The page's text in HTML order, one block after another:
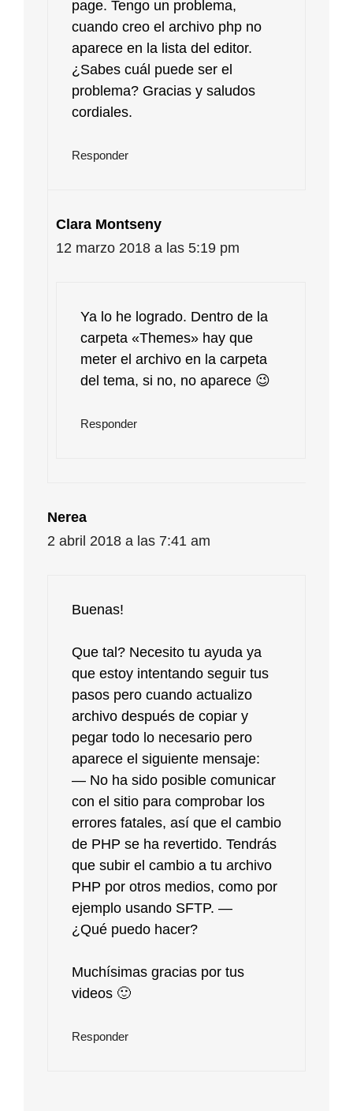
page. Tengo un problema,
cuando creo el archivo php no
aparece en la lista del editor.
¿Sabes cuál puede ser el
problema? Gracias y saludos
cordiales.
Responder
Clara Montseny
12 marzo 2018 a las 5:19 pm
Ya lo he logrado. Dentro de la
carpeta «Themes» hay que
meter el archivo en la carpeta
del tema, si no, no aparece 😉
Responder
Nerea
2 abril 2018 a las 7:41 am
Buenas!
Que tal? Necesito tu ayuda ya
que estoy intentando seguir tus
pasos pero cuando actualizo
archivo después de copiar y
pegar todo lo necesario pero
aparece el siguiente mensaje:
— No ha sido posible comunicar
con el sitio para comprobar los
errores fatales, así que el cambio
de PHP se ha revertido. Tendrás
que subir el cambio a tu archivo
PHP por otros medios, como por
ejemplo usando SFTP. —
¿Qué puedo hacer?
Muchísimas gracias por tus
videos 🙂
Responder